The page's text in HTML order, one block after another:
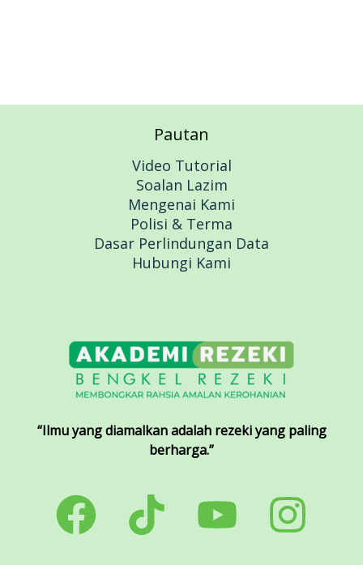
Pautan
Video Tutorial
Soalan Lazim
Mengenai Kami
Polisi & Terma
Dasar Perlindungan Data
Hubungi Kami
“Ilmu yang diamalkan adalah rezeki yang paling
berharga.”